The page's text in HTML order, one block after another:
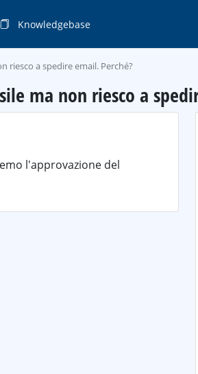
Knowledgebase
riesco a spedire email. Perché?
ma non riesco a
l'approvazione del